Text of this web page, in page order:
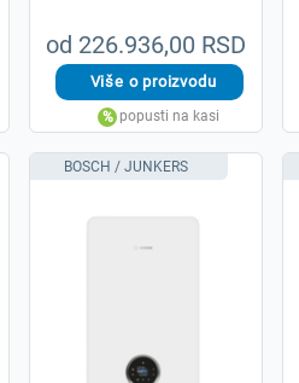
od 226.936,00 RSD
BOSCH / JUNKERS